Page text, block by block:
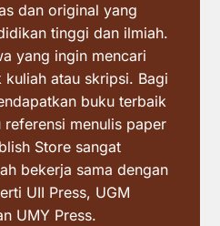
dan original yang
tinggi dan ilmiah.
yang ingin mencari
atau skripsi. Bagi
buku terbaik
referensi menulis paper
Store sangat
bekerja sama dengan
UII Press, UGM
UMY Press.